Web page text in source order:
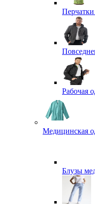
Рабочая
Медицинская
Блузы